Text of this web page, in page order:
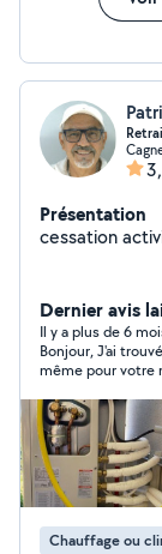
Présentation
cessation
Dernier avis
Il y a plus de 6
Bonjour, J'ai
même pour votre
Chauffage ou